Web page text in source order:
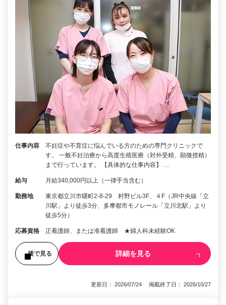
仕事内容
不妊症や不育症に悩んでいる方のための専門クリニックで
す。 一般不妊治療から高度生殖医療（対外受精、顕微授精）
まで行っています。 【具体的な仕事内容】 …
給与 月給340,000円以上（一律手当含む）
勤務地
東京都立川市曙町2-8-29 村野ビル3F、４F（JR中央線「立
川駅」より徒歩3分、多摩都市モノレール「立川北駅」より
徒歩5分）
応募資格 正看護師、または准看護師 ★婦人科未経験OK
後で見る 詳細を見る
更新日： 2026/07/24 掲載終了日： 2026/10/27